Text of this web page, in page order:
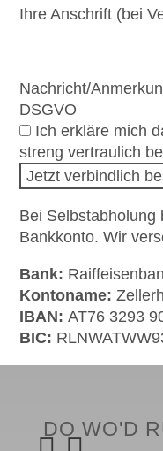
Sommer
Winter
APARTMENT
DO WO'D
Ihre Anschrift (bei
Nachricht/
DSGVO
Ich erkläre mich
streng vertraulich
Jetzt verbindlich
Bei Selbstabholung
Bankkonto. Wir
Bank:
Kontoname:
IBAN: AT76 3293
BIC: